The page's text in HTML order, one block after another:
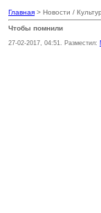
Главная > Новости /
Чтобы помнили
27-02-2017, 04:51. Разместил: